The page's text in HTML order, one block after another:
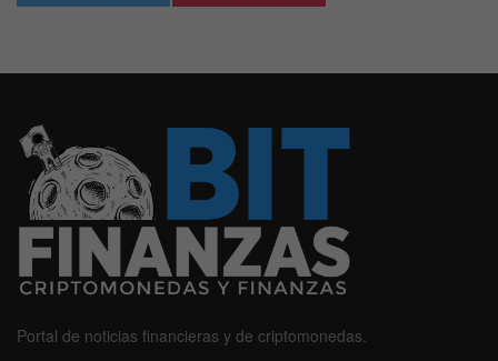
Portal de noticias financieras y de criptomonedas.